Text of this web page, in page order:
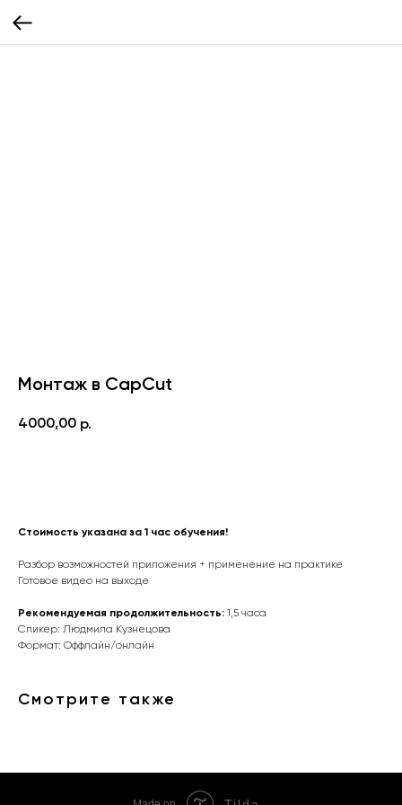
Монтаж в CapCut
4000,00 р.
Стоимость указана за 1 час обучения!
Разбор возможностей приложения + применение на практике
Готовое видео на выходе
Рекомендуемая продолжительность: 1,5 часа
Спикер: Людмила Кузнецова
Формат: Оффлайн/онлайн
Смотрите также